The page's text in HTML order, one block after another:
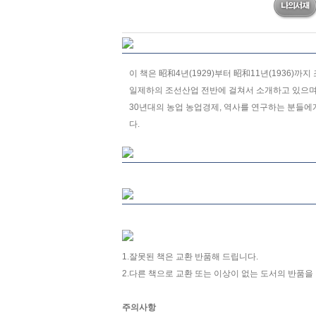
0
2
이 책은 昭和4년(1929)부터 昭和11년(1936)까지
일제하의 조선산업 전반에 걸쳐서 소개하고 있으
30년대의 농업 농업경제, 역사를 연구하는 분들
다.
1.잘못된 책은 교환 반품해 드립니다.
2.다른 책으로 교환 또는 이상이 없는 도서의 반품
주의사항